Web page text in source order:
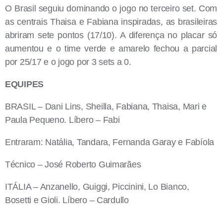
O Brasil seguiu dominando o jogo no terceiro set. Com
as centrais Thaisa e Fabiana inspiradas, as brasileiras
abriram sete pontos (17/10). A diferença no placar só
aumentou e o time verde e amarelo fechou a parcial
por 25/17 e o jogo por 3 sets a 0.
EQUIPES
BRASIL – Dani Lins, Sheilla, Fabiana, Thaisa, Mari e
Paula Pequeno. Líbero – Fabi
Entraram: Natália, Tandara, Fernanda Garay e Fabíola
Técnico – José Roberto Guimarães
ITÁLIA – Anzanello, Guiggi, Piccinini, Lo Bianco,
Bosetti e Gioli. Líbero – Cardullo